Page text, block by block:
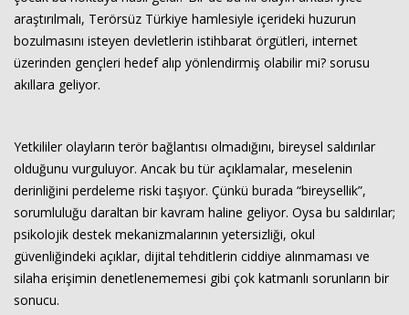
araştırılmalı, Terörsüz Türkiye hamlesiyle içerideki huzurun
bozulmasını isteyen devletlerin istihbarat örgütleri, internet
üzerinden gençleri hedef alıp yönlendirmiş olabilir mi? sorusu
akıllara geliyor.
Yetkililer olayların terör bağlantısı olmadığını, bireysel saldırılar
olduğunu vurguluyor. Ancak bu tür açıklamalar, meselenin
derinliğini perdeleme riski taşıyor. Çünkü burada “bireysellik”,
sorumluluğu daraltan bir kavram haline geliyor. Oysa bu saldırılar;
psikolojik destek mekanizmalarının yetersizliği, okul
güvenliğindeki açıklar, dijital tehditlerin ciddiye alınmaması ve
silaha erişimin denetlenememesi gibi çok katmanlı sorunların bir
sonucu.